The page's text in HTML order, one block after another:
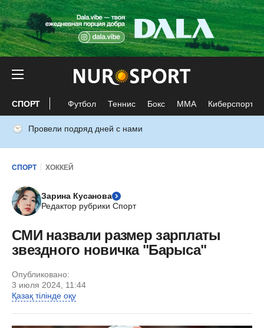
СПОРТ Футбол Теннис Бокс ММА Киберспорт
Провели подряд дней с нами
СПОРТ ХОККЕЙ
Зарина Кусанова
Редактор рубрики Спорт
СМИ назвали размер зарплаты
звездного новичка "Барыса"
Опубликовано:
3 июля 2024, 11:44
Қазақ тілінде оқу